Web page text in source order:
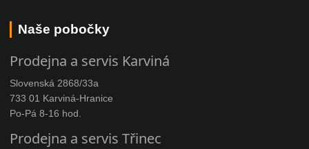
Naše pobočky
Prodejna a servis Karviná
Slovenská 2868/33a
733 01 Karviná-Hranice
Po-Pá 8-16 hod.
Prodejna a servis Třinec